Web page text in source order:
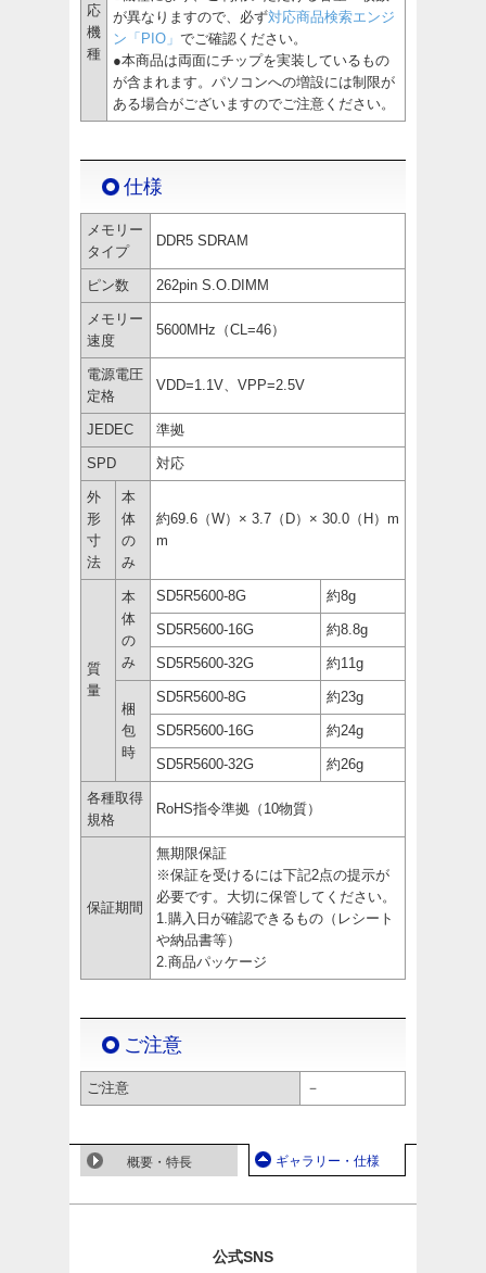
応
機
種
が異なりますので、必ず対応商品検索エンジ
ン「PIO」 でご確認ください。
●本商品は両面にチップを実装しているもの
が含まれます。パソコンへの増設には制限が
ある場合がございますのでご注意ください。
仕様
メモリー
タイプ
DDR5 SDRAM
ピン数 262pin S.O.DIMM
メモリー
速度
5600MHz（CL=46）
電源電圧
定格
VDD=1.1V、VPP=2.5V
JEDEC 準拠
SPD 対応
外
形
寸
法
本
体
の
み
約69.6（W）× 3.7（D）× 30.0（H）m
m
質
量
本
体
の
み
SD5R5600-8G 約8g
SD5R5600-16G 約8.8g
SD5R5600-32G 約11g
梱
包
時
SD5R5600-8G 約23g
SD5R5600-16G 約24g
SD5R5600-32G 約26g
各種取得
規格
RoHS指令準拠（10物質）
保証期間
無期限保証
※保証を受けるには下記2点の提示が
必要です。大切に保管してください。
1.購入日が確認できるもの（レシート
や納品書等）
2.商品パッケージ
ご注意
ご注意 －
概要・特長 ギャラリー・仕様
公式SNS